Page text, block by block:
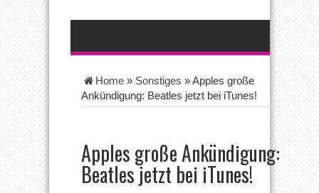
Home » Sonstiges »Apples große
Ankündigung: Beatles jetzt bei iTunes!
Apples große Ankündigung:
Beatles jetzt bei iTunes!